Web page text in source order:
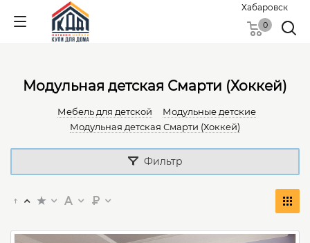
Хабаровск
0
Модульная детская Смарти (Хоккей)
Мебель для детской
Модульные детские
Модульная детская Смарти (Хоккей)
Фильтр